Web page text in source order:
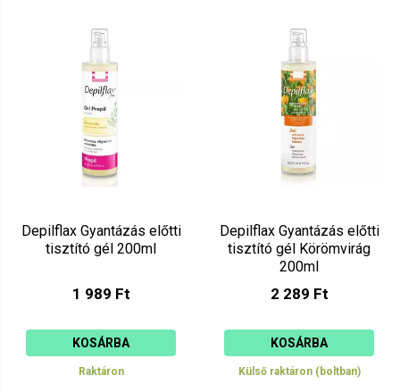
Depilflax Gyantázás előtti
tisztító gél 200ml
1 989 Ft
KOSÁRBA
Raktáron
Depilflax Gyantázás előtti
tisztító gél Körömvirág
200ml
2 289 Ft
KOSÁRBA
Külső raktáron (boltban)